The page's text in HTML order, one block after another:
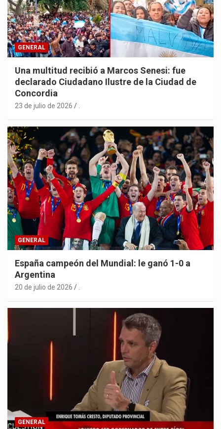
GENERAL
Una multitud recibió a Marcos Senesi: fue
declarado Ciudadano Ilustre de la Ciudad de
Concordia
23 de julio de 2026
GENERAL
España campeón del Mundial: le ganó 1-0 a
Argentina
20 de julio de 2026 .
GENERAL